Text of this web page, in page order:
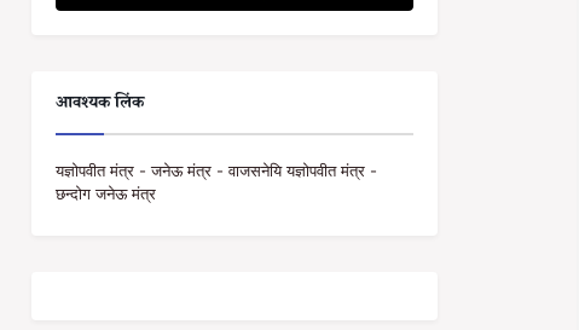
आवश्यक लिंक
यज्ञोपवीत मंत्र - जनेऊ मंत्र - वाजसनेयि यज्ञोपवीत मंत्र -
छन्दोग जनेऊ मंत्र